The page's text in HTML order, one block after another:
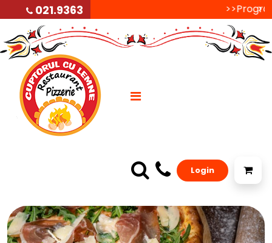
021.9363
Login